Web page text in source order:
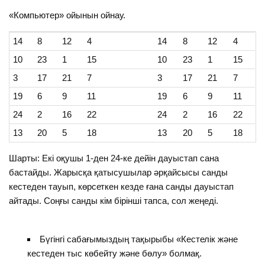
«Компьютер» ойынын ойнау.
14 8 12 4 14 8 12
4
10
23 1 15 10 23 1
15
3
17 21 7 3 17 21
7
19
6 9 11 19 6 9
11
24
2 16 22 24 2 16
22
13
20 5 18 13 20 5 18
Шарты: Екі оқушы 1-ден 24-ке дейін дауыстап сана
бастайды. Жарысқа қатысушылар әрқайсысы санды
кестеден тауып, көрсеткен кезде ғана санды дауыстап
айтады. Соңғы санды кім бірінші тапса, сол жеңеді.
Бүгінгі сабағымыздың тақырыбы «Кестелік және
кестеден тыс көбейту және бөлу» болмақ.